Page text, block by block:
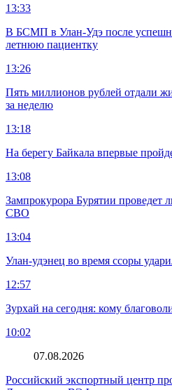
13:33
В БСМП в Улан-Удэ после
летнюю пациентку
13:26
Пять миллионов рублей отдали
за неделю
13:18
На берегу Байкала впервые
13:08
Зампрокурора Бурятии проведет
СВО
13:04
Улан-удэнец во время ссоры
12:57
Зурхай на сегодня: кому
10:02
07.08.2026
Российский экспортный центр